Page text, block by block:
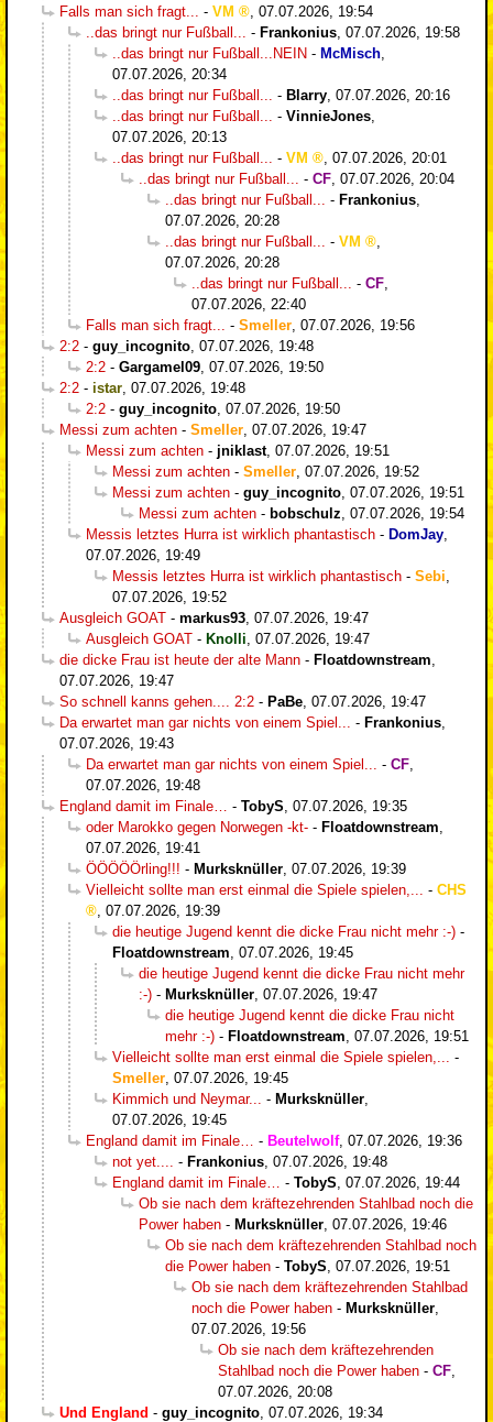
Falls man sich fragt...
- VM
07.07.2026, 19:54
..das bringt nur Fußball...
- Frankonius 07.07.2026, 19:58
..das bringt nur Fußball...NEIN - McMisch
07.07.2026, 20:34
..das bringt nur Fußball...
- Blarry 07.07.2026, 20:16
..das bringt nur Fußball...
- VinnieJones
07.07.2026, 20:13
..das bringt nur Fußball...
- VM
07.07.2026, 20:01
..das bringt nur Fußball...
- CF 07.07.2026, 20:04
..das bringt nur Fußball...
- Frankonius
07.07.2026, 20:28
..das bringt nur Fußball...
- VM
07.07.2026, 20:28
..das bringt nur Fußball...
- CF
07.07.2026, 22:40
Falls man sich fragt...
- Smeller 07.07.2026, 19:56
2:2 - guy_incognito 07.07.2026, 19:48
2:2 - Gargamel09 07.07.2026, 19:50
2:2 - istar 07.07.2026, 19:48
2:2 - guy_incognito 07.07.2026, 19:50
Messi zum achten - Smeller 07.07.2026, 19:47
Messi zum achten - jniklast, 07.07.2026, 19:51
Messi zum achten - Smeller 07.07.2026, 19:52
Messi zum achten - guy_incognito 07.07.2026, 19:51
Messi zum achten - bobschulz 07.07.2026, 19:54
Messis letztes Hurra ist wirklich phantastisch - DomJay
07.07.2026, 19:49
Messis letztes Hurra ist wirklich phantastisch - Sebi
07.07.2026, 19:52
Ausgleich GOAT - markus93 07.07.2026, 19:47
Ausgleich GOAT - Knolli 07.07.2026, 19:47
die dicke Frau ist heute der alte Mann - Floatdownstream
07.07.2026, 19:47
So schnell kanns gehen.... 2:2 - PaBe 07.07.2026, 19:47
Da erwartet man gar nichts von einem Spiel...
- Frankonius
07.07.2026, 19:43
Da erwartet man gar nichts von einem Spiel...
- CF
07.07.2026, 19:48
England damit im Finale…
- TobyS 07.07.2026, 19:35
oder Marokko gegen Norwegen -kt- - Floatdownstream
07.07.2026, 19:41
ÖÖÖÖÖrling!!! - Murksknüller 07.07.2026, 19:39
Vielleicht sollte man erst einmal die Spiele spielen,...
- CHS
07.07.2026, 19:39
die heutige Jugend kennt die dicke Frau nicht mehr :-) -
Floatdownstream 07.07.2026, 19:45
die heutige Jugend kennt die dicke Frau nicht mehr
:-) - Murksknüller 07.07.2026, 19:47
die heutige Jugend kennt die dicke Frau nicht
mehr :-) - Floatdownstream 07.07.2026, 19:51
Vielleicht sollte man erst einmal die Spiele spielen,...
-
Smeller 07.07.2026, 19:45
Kimmich und Neymar...
- Murksknüller
07.07.2026, 19:45
England damit im Finale…
- Beutelwolf, 07.07.2026, 19:36
not yet....
- Frankonius 07.07.2026, 19:48
England damit im Finale…
- TobyS 07.07.2026, 19:44
Ob sie nach dem kräftezehrenden Stahlbad noch die
Power haben - Murksknüller 07.07.2026, 19:46
Ob sie nach dem kräftezehrenden Stahlbad noch
die Power haben - TobyS 07.07.2026, 19:51
Ob sie nach dem kräftezehrenden Stahlbad
noch die Power haben - Murksknüller
07.07.2026, 19:56
Ob sie nach dem kräftezehrenden
Stahlbad noch die Power haben - CF
07.07.2026, 20:08
Und England - guy_incognito 07.07.2026, 19:34